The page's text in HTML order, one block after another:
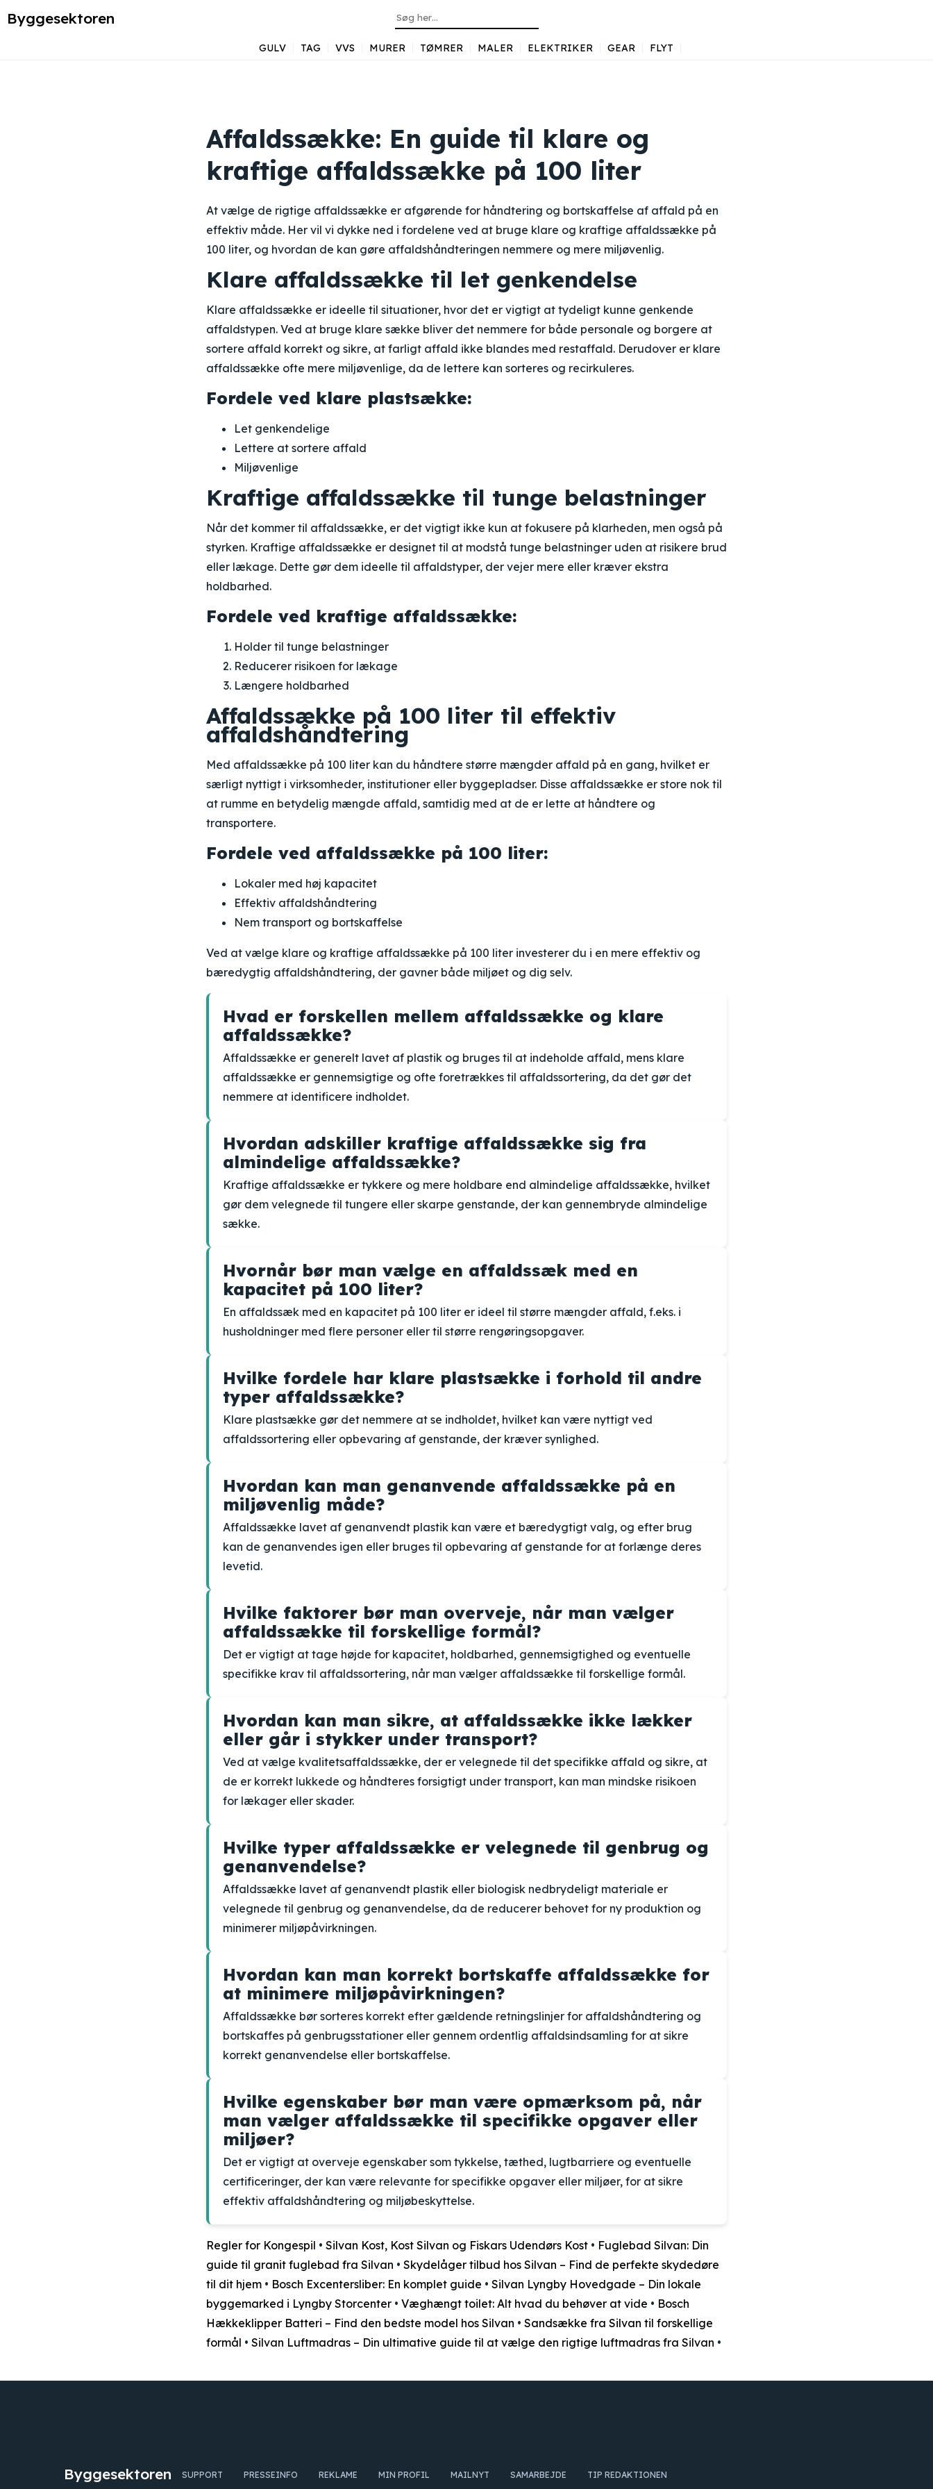
Byggesektoren
GULV TAG VVS MURER TØMRER MALER ELEKTRIKER GEAR FLYT
Affaldssække: En guide til klare og
kraftige affaldssække på 100 liter
At vælge de rigtige affaldssække er afgørende for håndtering og bortskaffelse af affald på en
effektiv måde. Her vil vi dykke ned i fordelene ved at bruge klare og kraftige affaldssække på
100 liter, og hvordan de kan gøre affaldshåndteringen nemmere og mere miljøvenlig.
Klare affaldssække til let genkendelse
Klare affaldssække er ideelle til situationer, hvor det er vigtigt at tydeligt kunne genkende
affaldstypen. Ved at bruge klare sække bliver det nemmere for både personale og borgere at
sortere affald korrekt og sikre, at farligt affald ikke blandes med restaffald. Derudover er klare
affaldssække ofte mere miljøvenlige, da de lettere kan sorteres og recirkuleres.
Fordele ved klare plastsække:
Let genkendelige
Lettere at sortere affald
Miljøvenlige
Kraftige affaldssække til tunge belastninger
Når det kommer til affaldssække, er det vigtigt ikke kun at fokusere på klarheden, men også på
styrken. Kraftige affaldssække er designet til at modstå tunge belastninger uden at risikere brud
eller lækage. Dette gør dem ideelle til affaldstyper, der vejer mere eller kræver ekstra
holdbarhed.
Fordele ved kraftige affaldssække:
Holder til tunge belastninger
Reducerer risikoen for lækage
Længere holdbarhed
Affaldssække på 100 liter til effektiv
affaldshåndtering
Med affaldssække på 100 liter kan du håndtere større mængder affald på en gang, hvilket er
særligt nyttigt i virksomheder, institutioner eller byggepladser. Disse affaldssække er store nok til
at rumme en betydelig mængde affald, samtidig med at de er lette at håndtere og
transportere.
Fordele ved affaldssække på 100 liter:
Lokaler med høj kapacitet
Effektiv affaldshåndtering
Nem transport og bortskaffelse
Ved at vælge klare og kraftige affaldssække på 100 liter investerer du i en mere effektiv og
bæredygtig affaldshåndtering, der gavner både miljøet og dig selv.
Hvad er forskellen mellem affaldssække og klare
affaldssække?
Affaldssække er generelt lavet af plastik og bruges til at indeholde affald, mens klare
affaldssække er gennemsigtige og ofte foretrækkes til affaldssortering, da det gør det
nemmere at identificere indholdet.
Hvordan adskiller kraftige affaldssække sig fra
almindelige affaldssække?
Kraftige affaldssække er tykkere og mere holdbare end almindelige affaldssække, hvilket
gør dem velegnede til tungere eller skarpe genstande, der kan gennembryde almindelige
sække.
Hvornår bør man vælge en affaldssæk med en
kapacitet på 100 liter?
En affaldssæk med en kapacitet på 100 liter er ideel til større mængder affald, f.eks. i
husholdninger med flere personer eller til større rengøringsopgaver.
Hvilke fordele har klare plastsække i forhold til andre
typer affaldssække?
Klare plastsække gør det nemmere at se indholdet, hvilket kan være nyttigt ved
affaldssortering eller opbevaring af genstande, der kræver synlighed.
Hvordan kan man genanvende affaldssække på en
miljøvenlig måde?
Affaldssække lavet af genanvendt plastik kan være et bæredygtigt valg, og efter brug
kan de genanvendes igen eller bruges til opbevaring af genstande for at forlænge deres
levetid.
Hvilke faktorer bør man overveje, når man vælger
affaldssække til forskellige formål?
Det er vigtigt at tage højde for kapacitet, holdbarhed, gennemsigtighed og eventuelle
specifikke krav til affaldssortering, når man vælger affaldssække til forskellige formål.
Hvordan kan man sikre, at affaldssække ikke lækker
eller går i stykker under transport?
Ved at vælge kvalitetsaffaldssække, der er velegnede til det specifikke affald og sikre, at
de er korrekt lukkede og håndteres forsigtigt under transport, kan man mindske risikoen
for lækager eller skader.
Hvilke typer affaldssække er velegnede til genbrug og
genanvendelse?
Affaldssække lavet af genanvendt plastik eller biologisk nedbrydeligt materiale er
velegnede til genbrug og genanvendelse, da de reducerer behovet for ny produktion og
minimerer miljøpåvirkningen.
Hvordan kan man korrekt bortskaffe affaldssække for
at minimere miljøpåvirkningen?
Affaldssække bør sorteres korrekt efter gældende retningslinjer for affaldshåndtering og
bortskaffes på genbrugsstationer eller gennem ordentlig affaldsindsamling for at sikre
korrekt genanvendelse eller bortskaffelse.
Hvilke egenskaber bør man være opmærksom på, når
man vælger affaldssække til specifikke opgaver eller
miljøer?
Det er vigtigt at overveje egenskaber som tykkelse, tæthed, lugtbarriere og eventuelle
certificeringer, der kan være relevante for specifikke opgaver eller miljøer, for at sikre
effektiv affaldshåndtering og miljøbeskyttelse.
Regler for Kongespil • Silvan Kost, Kost Silvan og Fiskars Udendørs Kost • Fuglebad Silvan: Din
guide til granit fuglebad fra Silvan • Skydelåger tilbud hos Silvan – Find de perfekte skydedøre
til dit hjem • Bosch Excentersliber: En komplet guide • Silvan Lyngby Hovedgade – Din lokale
byggemarked i Lyngby Storcenter • Væghængt toilet: Alt hvad du behøver at vide • Bosch
Hækkeklipper Batteri – Find den bedste model hos Silvan • Sandsække fra Silvan til forskellige
formål • Silvan Luftmadras – Din ultimative guide til at vælge den rigtige luftmadras fra Silvan •
Byggesektoren SUPPORT PRESSEINFO REKLAME MIN PROFIL MAILNYT SAMARBEJDE TIP REDAKTIONEN